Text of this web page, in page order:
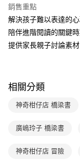
法說明評估內容。
1.分期款項不併入電信帳
醒簡訊。
2.透過簡訊連結打開帳單
帳／街口支付／iPASS
用戶於交易時，得透過
2.基於同意付款使用「
由本公司與您本人進行
3.完整用戶服務條款，
３．安心：先確認商品／
１．於結帳方式選擇「
結帳頁面，進行簡訊認
※ 請注意：結帳手續完
購買商品的店家。未經
後付繳納相關費用。
※ 交易是否成功請以「
客戶支援中心」https://
【注意事項】
１．透過由恩沛科技股
付款後全家取貨
每筆NT$70，滿
付款後7-11取貨
每筆NT$70，滿
離島宅配（澎湖、金
每筆NT$200
銷售重點
解決孩子難以表達的
陪伴進階閱讀的關鍵
提供家長親子討論素
相關分類
神奇柑仔店 橋梁書
廣嶋玲子 橋梁書
神奇柑仔店 冒險